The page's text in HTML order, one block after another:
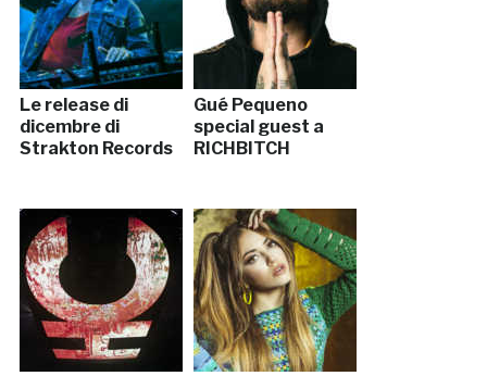
Le release di
dicembre di
Strakton Records
Gué Pequeno
special guest a
RICHBITCH